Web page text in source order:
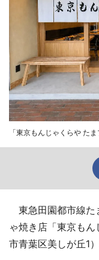
「東京もんじゃくらや た
東急田園都市線た
ゃ焼き店「東京も
市青葉区美しが丘1